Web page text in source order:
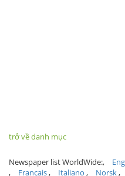
trở về danh mục
Newspaper list WorldWide:
Français
Italiano Norsk